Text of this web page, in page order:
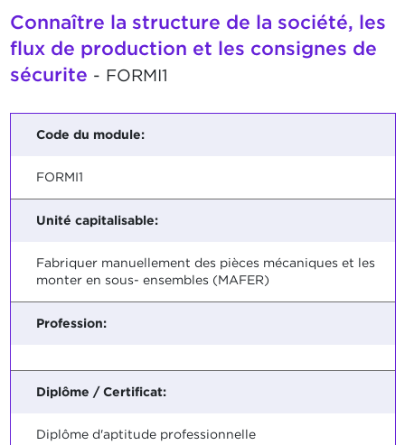
Connaître la structure de la société, les
flux de production et les consignes de
sécurite - FORMI1
Code du module:
FORMI1
Unité capitalisable:
Fabriquer manuellement des pièces mécaniques et les
monter en sous- ensembles (MAFER)
Profession:
Diplôme / Certificat:
Diplôme d'aptitude professionnelle